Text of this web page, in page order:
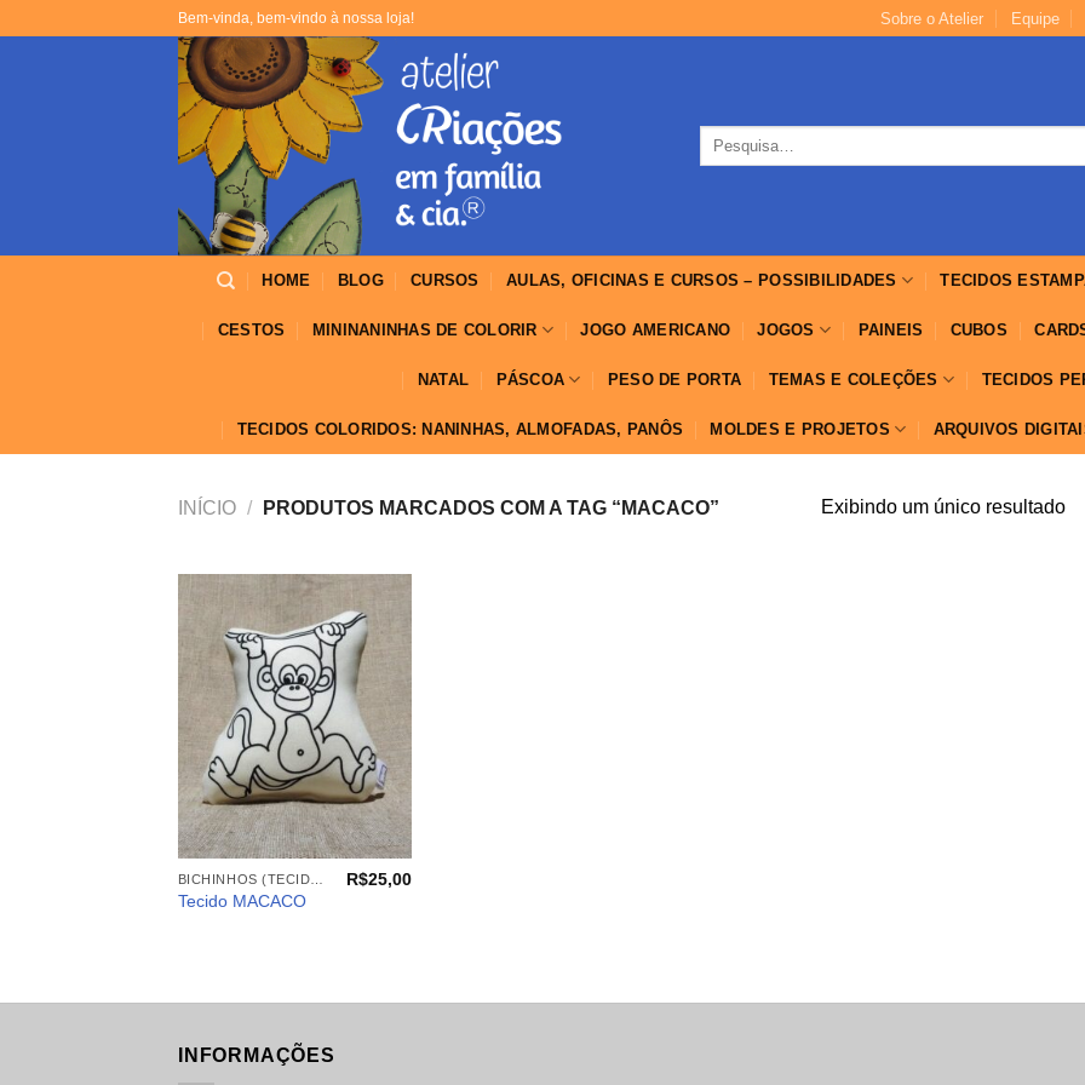
Bem-vinda, bem-vindo à nossa loja! Sobre o Atelier Equipe
por:
HOME BLOG CURSOS AULAS, OFICINAS E CURSOS – POSSIBILIDADES TECIDOS
CESTOS MININANINHAS DE COLORIR JOGO AMERICANO JOGOS PAINEIS CUBOS
NATAL PÁSCOA PESO DE PORTA TEMAS E COLEÇÕES TECIDOS
TECIDOS COLORIDOS: NANINHAS, ALMOFADAS, PANÔS MOLDES E PROJETOS ARQUIVOS
INÍCIO / PRODUTOS MARCADOS COM A TAG “MACACO” Exibindo um único resultado
Adicionar
aos
meus
desejos
+
Tecido MACACO
R$25,00
INFORMAÇÕES